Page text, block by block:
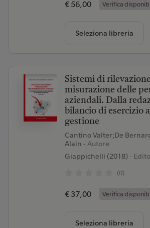
€ 56,00 Verifica
Seleziona libreria
Sistemi di
misurazione delle
aziendali. Dalla
bilancio di esercizio
gestione
Cantino Valter;De
Alain - Autore
Giappichelli (2018)-
(0)
€ 37,00 Verifica
Seleziona libreria